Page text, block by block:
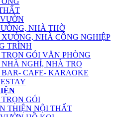
NHÀ THỜ
NHÀ CÔNG NGHIỆP
TRÌNH
GÓI VĂN PHÒNG
NGHỈ, NHÀ TRỌ
CAFE- KARAOKE
GÓI
THIỆN NỘI THẤT